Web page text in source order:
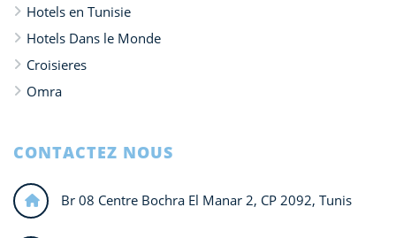
Hotels en Tunisie
Hotels Dans le Monde
Croisieres
Omra
CONTACTEZ NOUS
Br 08 Centre Bochra El Manar 2, CP 2092, Tunis